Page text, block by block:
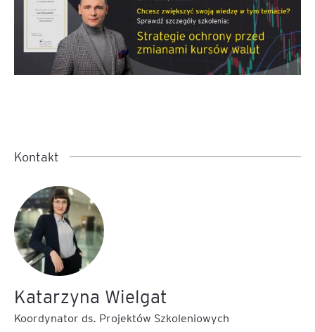
Kontakt
Katarzyna Wielgat
Koordynator ds. Projektów Szkoleniowych